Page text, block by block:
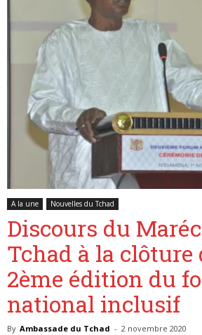
de
Belgique
A la une Nouvelles du Tchad
Discours du
Tchad à la clôture
2ème édition du
national inclusif
By Ambassade du Tchad - 2 novembre 2020